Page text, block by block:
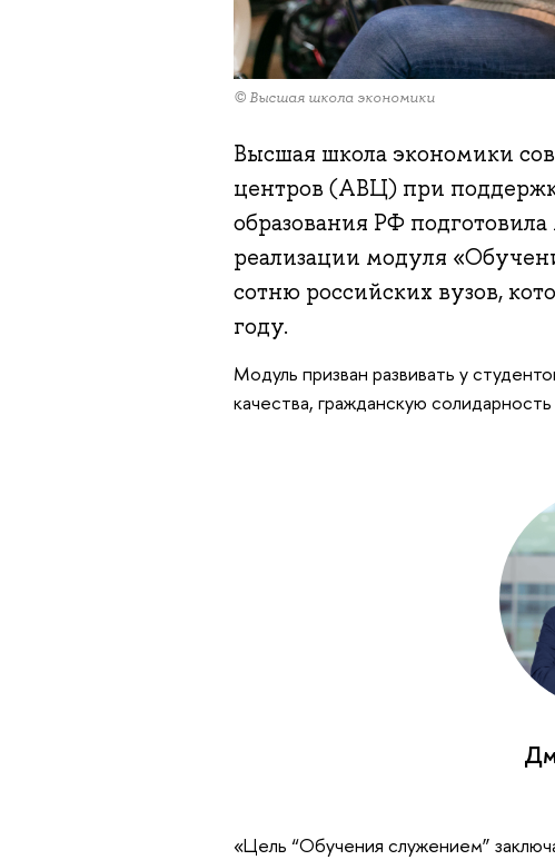
© Высшая школа экономики
Высшая школа экономики
центров (АВЦ) при
образования РФ
реализации модуля
сотню российских вузов,
году.
Модуль призван развивать у
качества, гражданскую
«Цель “Обучения служением”